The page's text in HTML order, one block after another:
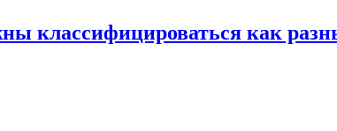
классифицироваться как